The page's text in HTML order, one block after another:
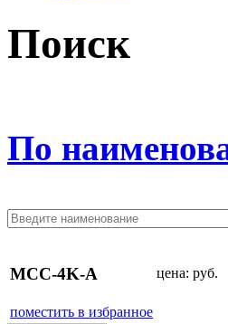
Поиск
По
MCC-4K-A цена: руб.
поместить в избранное